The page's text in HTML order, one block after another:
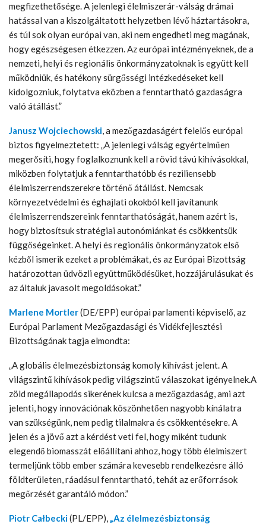
megfizethetősége. A jelenlegi élelmiszerár-válság drámai
hatással van a kiszolgáltatott helyzetben lévő háztartásokra,
és túl sok olyan európai van, aki nem engedheti meg magának,
hogy egészségesen étkezzen. Az európai intézményeknek, de a
nemzeti, helyi és regionális önkormányzatoknak is együtt kell
működniük, és hatékony sürgősségi intézkedéseket kell
kidolgozniuk, folytatva eközben a fenntartható gazdaságra
való átállást.”
Janusz Wojciechowski, a mezőgazdaságért felelős európai
biztos figyelmeztetett: „A jelenlegi válság egyértelműen
megerősíti, hogy foglalkoznunk kell a rövid távú kihívásokkal,
miközben folytatjuk a fenntarthatóbb és reziliensebb
élelmiszerrendszerekre történő átállást. Nemcsak
környezetvédelmi és éghajlati okokból kell javítanunk
élelmiszerrendszereink fenntarthatóságát, hanem azért is,
hogy biztosítsuk stratégiai autonómiánkat és csökkentsük
függőségeinket. A helyi és regionális önkormányzatok első
kézből ismerik ezeket a problémákat, és az Európai Bizottság
határozottan üdvözli együttműködésüket, hozzájárulásukat és
az általuk javasolt megoldásokat.”
Marlene Mortler(DE/EPP) európai parlamenti képviselő, az
Európai Parlament Mezőgazdasági és Vidékfejlesztési
Bizottságának tagja elmondta:
„A globális élelmezésbiztonság komoly kihívást jelent. A
világszintű kihívások pedig világszintű válaszokat igényelnek.A
zöld megállapodás sikerének kulcsa a mezőgazdaság, ami azt
jelenti, hogy innovációnak köszönhetően nagyobb kínálatra
van szükségünk, nem pedig tilalmakra és csökkentésekre. A
jelen és a jövő azt a kérdést veti fel, hogy miként tudunk
elegendő biomasszát előállítani ahhoz, hogy több élelmiszert
termeljünk több ember számára kevesebb rendelkezésre álló
földterületen, ráadásul fenntartható, tehát az erőforrások
megőrzését garantáló módon.”
Piotr Całbecki(PL/EPP),„Az élelmezésbiztonság